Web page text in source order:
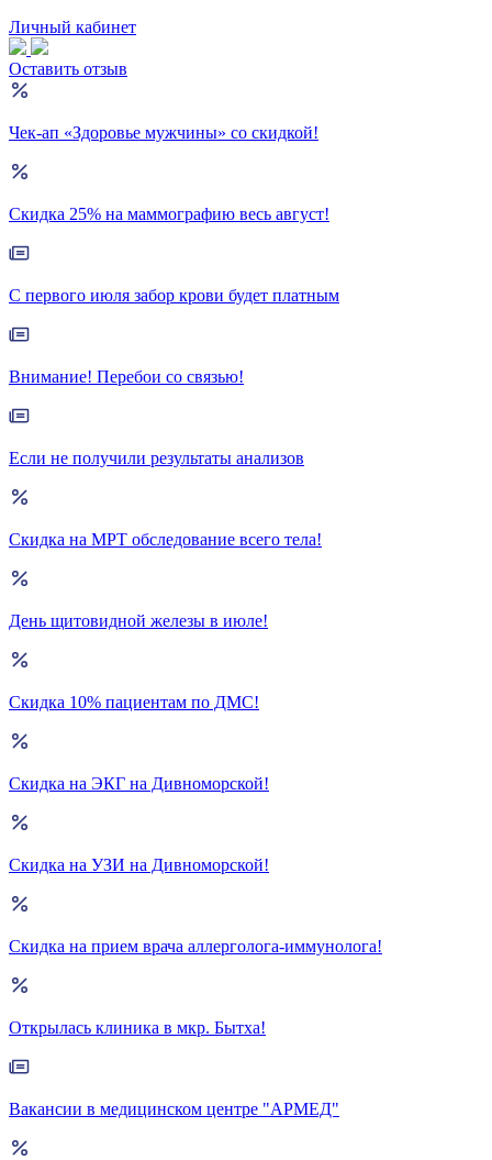
Личный кабинет
Оставить отзыв
Чек-ап «Здоровье мужчины» со скидкой!
Скидка 25% на маммографию весь август!
С первого июля забор крови будет платным
Внимание! Перебои со связью!
Если не получили результаты анализов
Скидка на МРТ обследование всего тела!
День щитовидной железы в июле!
Скидка 10% пациентам по ДМС!
Скидка на ЭКГ на Дивноморской!
Скидка на УЗИ на Дивноморской!
Скидка на прием врача аллерголога-иммунолога!
Открылась клиника в мкр. Бытха!
Вакансии в медицинском центре "АРМЕД"